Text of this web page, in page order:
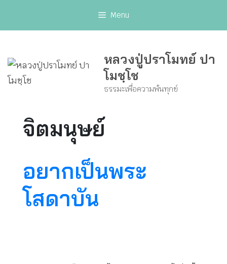
Menu
หลวงปู่ปราโมทย์ ปา
โมชฺโช
ธรรมะเพื่อความพ้นทุกข์
จิตมนุษย์
อยากเป็นพระ
โสดาบัน